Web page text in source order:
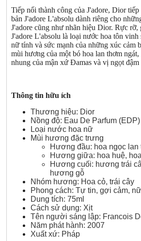
Tiếp nối thành công của J'adore, Dior
bản J'adore L'absolu dành riêng cho
J'adore cũng như nhãn hiệu Dior. Rực rỡ,
J'adore L'absolu là loại nước hoa tôn vinh
nữ tính và sức mạnh của những xúc cảm
mùi hương của một bó hoa lan thơm
nhung của mận xứ Đamas và vị ngọt đậm
Thông tin hữu ích
Thương hiệu: Dior
Nồng độ: Eau De Parfum (EDP)
Loại nước hoa nữ
Mùi hương đặc trưng
Hương đầu: hoa ngọc lan
Hương giữa: hoa huệ,
Hương cuối: hương trái
hương gỗ
Nhóm hương: Hoa cỏ, trái cây
Phong cách: Tự tin, gợi cảm,
Dung tích: 75ml
Cách sử dụng: Xịt
Tên người sáng lập: Francois
Năm phát hành: 2007
Xuất xứ: Pháp